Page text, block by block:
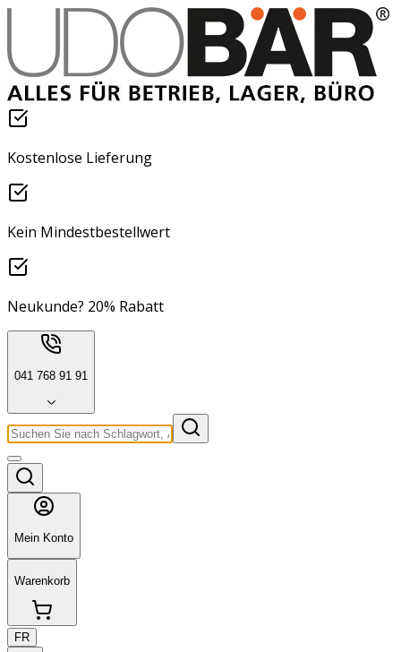
Kostenlose Lieferung
Kein Mindestbestellwert
Neukunde? 20% Rabatt
041 768 91 91
Mein Konto
Warenkorb
FR